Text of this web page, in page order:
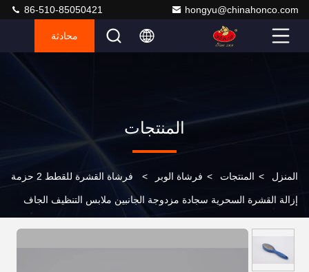
hongyu@chinahonco.com
86-510-85050421
محادثة
المنتجات
المنزل > المنتجات > فرشاة الوبر > فرشاة القشرة للقطط 2 حزمة
إزالة القشرة السحرية سجادة مزدوجة الجانبين ملابس التنظيف الجاف